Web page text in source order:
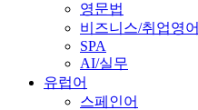
영문법
비즈니스/취업영어
SPA
AI/실무
유럽어
스페인어